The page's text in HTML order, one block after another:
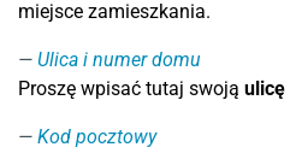
miejsce zamieszkania.
Ulica i numer domu
Proszę wpisać tutaj swoją ulicę
Kod pocztowy